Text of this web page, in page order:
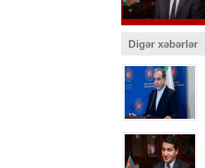
Digər xəbərlər